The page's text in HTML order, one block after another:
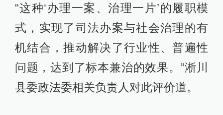
“这种‘办理一案、治理一片’的履职模
式，实现了司法办案与社会治理的有
机结合，推动解决了行业性、普遍性
问题，达到了标本兼治的效果。”淅川
县委政法委相关负责人对此评价道。